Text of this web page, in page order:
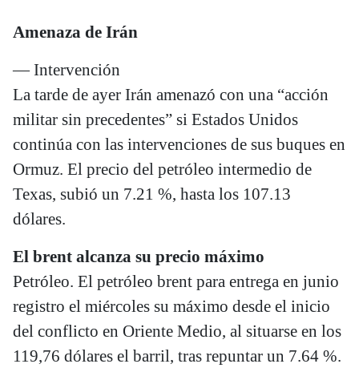
Amenaza de Irán
— Intervención
La tarde de ayer Irán amenazó con una “acción
militar sin precedentes” si Estados Unidos
continúa con las intervenciones de sus buques en
Ormuz. El precio del petróleo intermedio de
Texas, subió un 7.21 %, hasta los 107.13
dólares.
El brent alcanza su precio máximo
Petróleo. El petróleo brent para entrega en junio
registro el miércoles su máximo desde el inicio
del conflicto en Oriente Medio, al situarse en los
119,76 dólares el barril, tras repuntar un 7.64 %.